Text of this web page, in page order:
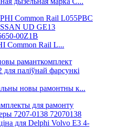
Common Rail L...
новы рамонтны к...